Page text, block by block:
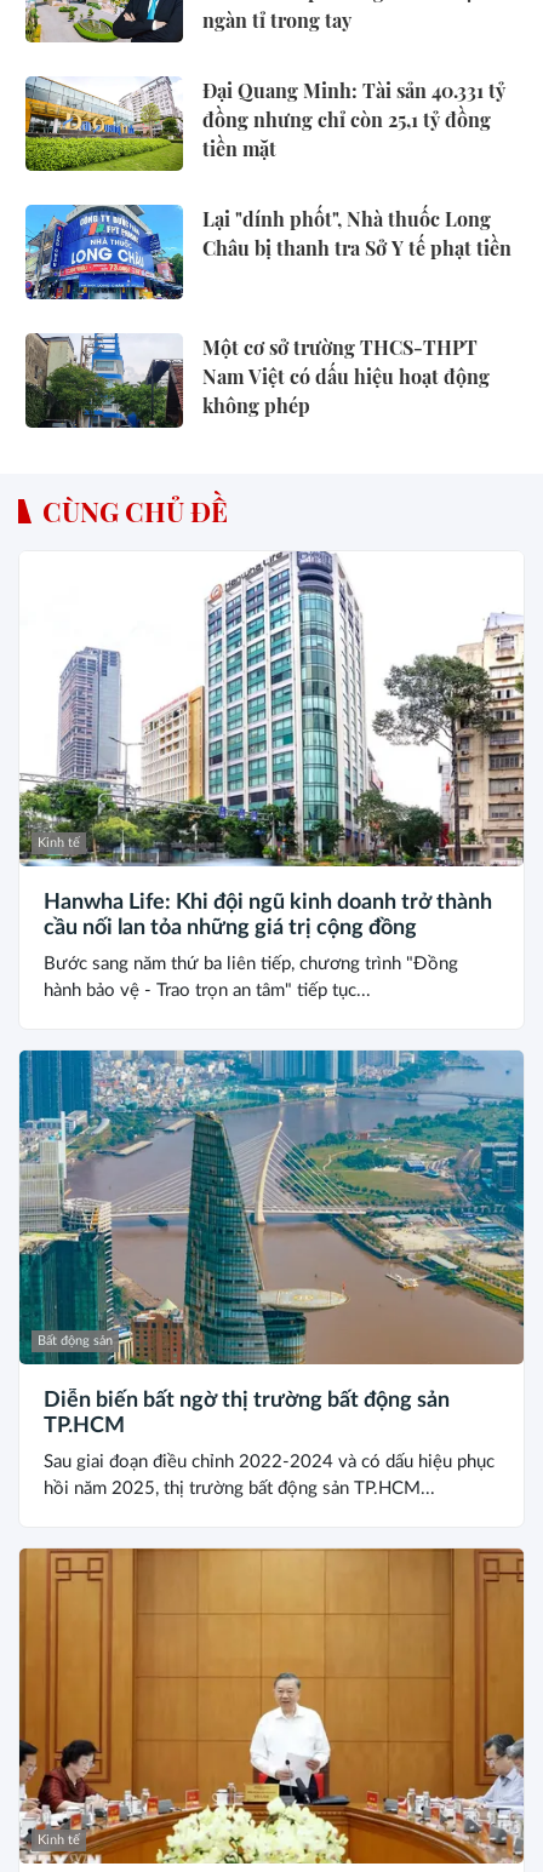
ngàn tỉ trong tay
Đại Quang Minh: Tài sản 40.331 tỷ
đồng nhưng chỉ còn 25,1 tỷ đồng
tiền mặt
Lại "dính phốt", Nhà thuốc Long
Châu bị thanh tra Sở Y tế phạt tiền
Một cơ sở trường THCS-THPT
Nam Việt có dấu hiệu hoạt động
không phép
CÙNG CHỦ ĐỀ
Kinh tế
Hanwha Life: Khi đội ngũ kinh doanh trở thành
cầu nối lan tỏa những giá trị cộng đồng
Bước sang năm thứ ba liên tiếp, chương trình "Đồng
hành bảo vệ - Trao trọn an tâm" tiếp tục...
Bất động sản
Diễn biến bất ngờ thị trường bất động sản
TP.HCM
Sau giai đoạn điều chỉnh 2022-2024 và có dấu hiệu phục
hồi năm 2025, thị trường bất động sản TP.HCM...
Kinh tế